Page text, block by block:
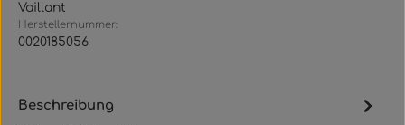
Vaillant
Herstellernummer:
0020185056
Beschreibung